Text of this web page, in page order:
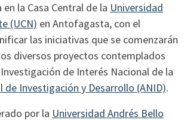
la Casa Central de la Universidad
(UCN) en Antofagasta, con el
las iniciativas que se comenzarán
diversos proyectos contemplados
de Interés Nacional de la
de Investigación y Desarrollo (ANID).
por la Universidad Andrés Bello